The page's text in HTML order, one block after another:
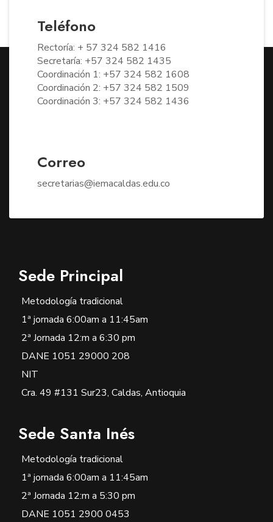
Teléfono
Rectoría: + 57 324 582 1416
Secretaría: +57 324 582 1435
Coordinación 1: +57 324 582 1608
Coordinación 2: +57 324 582 1509
Coordinación 3: +57 324 582 1436
Correo
secretarias@iemacaldas.edu.co
Sede Principal
Metodología tradicional
1ª jornada 6:00am a 11:45am
2ª Jornada 12:m a 6:30 pm
DANE 1051 29000 208
NIT
Cra. 49 #131 Sur23, Caldas, Antioquia
Sede Santa Inés
Metodología tradicional
1ª jornada 6:00am a 11:45am
2ª Jornada 12:m a 5:30 pm
DANE 1051 2900 0453